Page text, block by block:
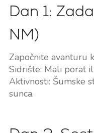
Dan 1:
NM)
Započnite avanturu
Sidrište: Mali porat
Aktivnosti: Šumske
sunca.